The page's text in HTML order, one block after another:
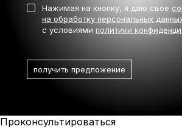
Нажимая на кнопку, я даю свое
на обработку персональных
с условиями политики
Проконсультироваться